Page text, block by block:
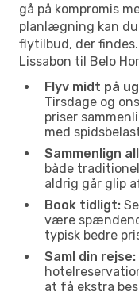
gå på kompromis
planlægning kan
flytilbud, der
Lissabon til Belo
Flyv midt på
Tirsdage og
priser
med
Sammenlign
både
aldrig går glip
Book tidligt:
være
typisk bedre
Saml din rejse:
at få ekstra